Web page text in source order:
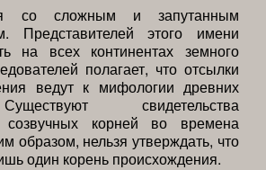
сложным и запутанным
Представителей этого имени
на всех континентах земного
полагает, что отсылки
ведут к мифологии древних
свидетельства
созвучных корней во времена
образом, нельзя утверждать, что
один корень происхождения.